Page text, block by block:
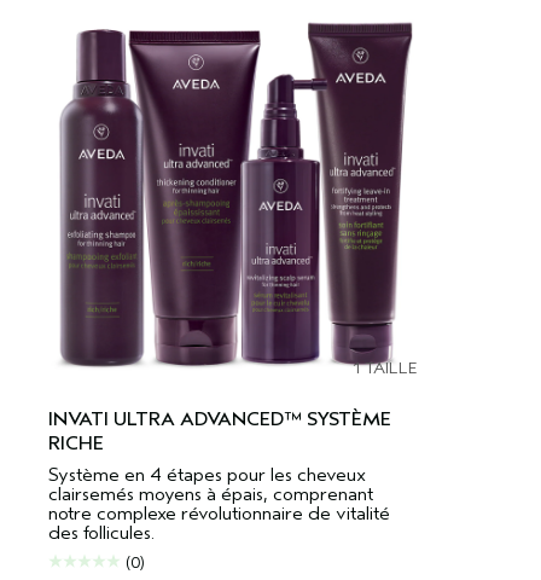
1 TAILLE
INVATI ULTRA ADVANCED™ SYSTÈME
RICHE
Système en 4 étapes pour les cheveux
clairsemés moyens à épais, comprenant
notre complexe révolutionnaire de vitalité
des follicules.
(0)